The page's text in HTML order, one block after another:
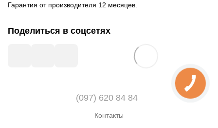
Гарантия от производителя 12 месяцев.
Поделиться в соцсетях
(097) 620 84 84
Контакты